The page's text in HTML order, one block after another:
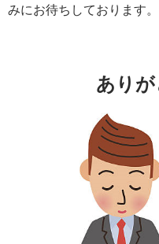
みにお待ちしております。
ありが